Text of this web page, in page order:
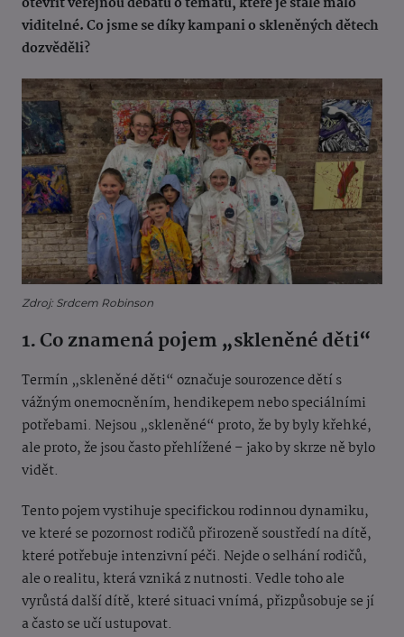
viditelné. Co jsme se díky kampani o skleněných dětech
dozvěděli?
Zdroj: Srdcem Robinson
1. Co znamená pojem „skleněné děti“
Termín „skleněné děti“ označuje sourozence dětí s
vážným onemocněním, hendikepem nebo speciálními
potřebami. Nejsou „skleněné“ proto, že by byly křehké,
ale proto, že jsou často přehlížené – jako by skrze ně bylo
vidět.
Tento pojem vystihuje specifickou rodinnou dynamiku,
ve které se pozornost rodičů přirozeně soustředí na dítě,
které potřebuje intenzivní péči. Nejde o selhání rodičů,
ale o realitu, která vzniká z nutnosti. Vedle toho ale
vyrůstá další dítě, které situaci vnímá, přizpůsobuje se jí
a často se učí ustupovat.